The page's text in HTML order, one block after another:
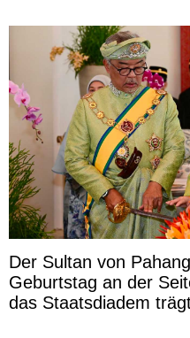
Der Sultan von
Geburtstag an der
das Staatsdiadem